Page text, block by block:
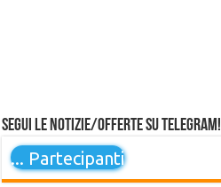
Segui le notizie/offerte su Telegram!
... Partecipanti